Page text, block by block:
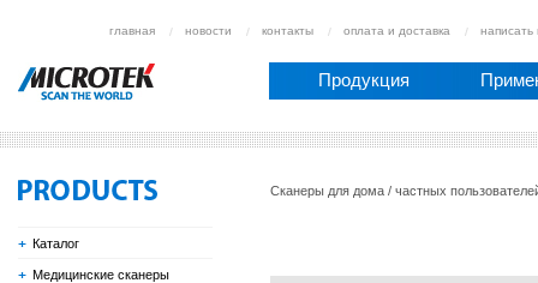
главная новости контакты оплата и доставка написать
Каталог
Медицинские сканеры
Сканеры для дома / частных
Продукция